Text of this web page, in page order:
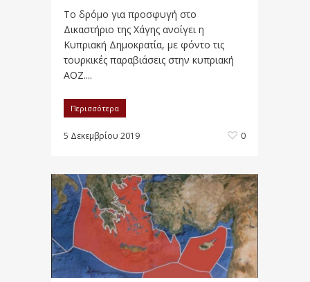
Το δρόμο για προσφυγή στο
Δικαστήριο της Χάγης ανοίγει η
Κυπριακή Δημοκρατία, με φόντο τις
τουρκικές παραβιάσεις στην κυπριακή
ΑΟΖ....
Περισσότερα
5 Δεκεμβρίου 2019 0